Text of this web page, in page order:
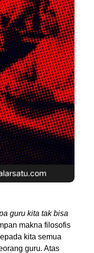
guru kita tak bisa
makna filosofis
kita semua
guru. Atas